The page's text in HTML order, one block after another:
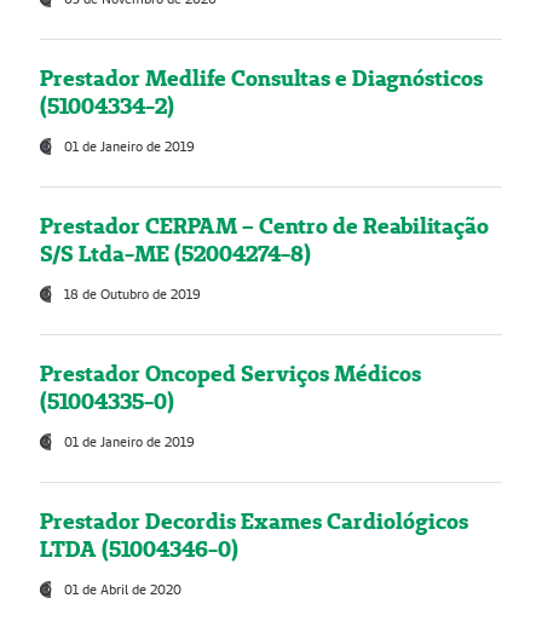
Prestador Medlife Consultas e Diagnósticos
(51004334-2)
01 de Janeiro de 2019
Prestador CERPAM – Centro de Reabilitação
S/S Ltda-ME (52004274-8)
18 de Outubro de 2019
Prestador Oncoped Serviços Médicos
(51004335-0)
01 de Janeiro de 2019
Prestador Decordis Exames Cardiológicos
LTDA (51004346-0)
01 de Abril de 2020